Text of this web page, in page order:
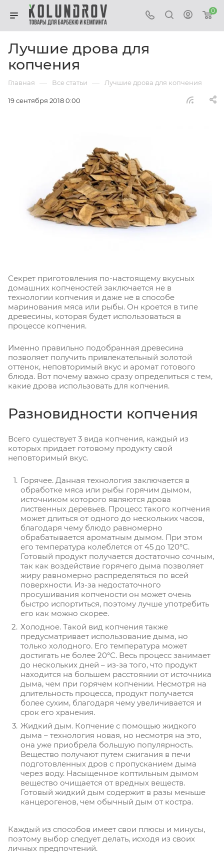
0
Лучшие дрова для
копчения
Главная — Все статьи — Лучшие дрова для копчения
19 сентября 2018 0:00
Секрет приготовления по-настоящему вкусных
домашних копченостей заключается не в
технологии копчения и даже не в способе
маринования мяса или рыбы. Он кроется в типе
древесины, которая будет использоваться в
процессе копчения.
Именно правильно подобранная древесина
позволяет получить привлекательный золотой
оттенок, неповторимый вкус и аромат готового
блюда. Вот почему важно сразу определиться с тем,
какие дрова использовать для копчения.
Разновидности копчения
Всего существует 3 вида копчения, каждый из
которых придает готовому продукту свой
неповторимый вкус.
Горячее. Данная технология заключается в
обработке мяса или рыбы горячим дымом,
источником которого являются дрова
лиственных деревьев. Процесс такого копчения
может длиться от одного до нескольких часов,
благодаря чему блюдо равномерно
обрабатывается ароматным дымом. При этом
его температура колеблется от 45 до 120°С.
Готовый продукт получается достаточно сочным,
так как воздействие горячего дыма позволяет
жиру равномерно распределяться по всей
поверхности. Из-за недостаточного
просушивания копчености он может очень
быстро испортиться, поэтому лучше употребить
его как можно скорее.
Холодное. Такой вид копчения также
предусматривает использование дыма, но
только холодного. Его температура может
достигать не более 20°С. Весь процесс занимает
до нескольких дней – из-за того, что продукт
находится на большем расстоянии от источника
дыма, чем при горячем копчении. Несмотря на
длительность процесса, продукт получается
более сухим, благодаря чему увеличивается и
срок его хранения.
Жидкий дым. Копчение с помощью жидкого
дыма – технология новая, но несмотря на это,
она уже приобрела большую популярность.
Вещество получают путем сжигания в печи
подготовленных дров с пропусканием дыма
через воду. Насыщенное коптильным дымом
вещество очищается от вредных веществ.
Готовый жидкий дым содержит в разы меньше
канцерогенов, чем обычный дым от костра.
Каждый из способов имеет свои плюсы и минусы,
поэтому выбор следует делать, исходя из своих
личных предпочтений.